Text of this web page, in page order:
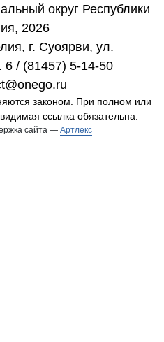
округ Республики
2026
г. Cуоярви, ул.
/ (81457) 5-14-50
законом. При полном или
ссылка обязательна.
сайта — Артлекс